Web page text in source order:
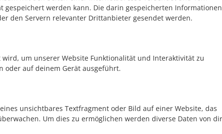
gespeichert werden kann. Die darin gespeicherten Informationen
den Servern relevanter Drittanbieter gesendet werden.
um unserer Website Funktionalität und Interaktivität zu
oder auf deinem Gerät ausgeführt.
unsichtbares Textfragment oder Bild auf einer Website, das
Um dies zu ermöglichen werden diverse Daten von dir